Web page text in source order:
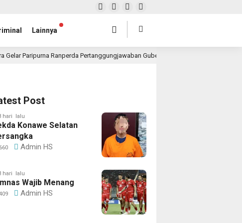
Lainnya
Gelar Paripurna Ranperda Pertanggungjawaban Gubernur 2025, Realisasi APBD
Post
hari lalu
Konawe Selatan
660 Admin HS
hari lalu
Wajib Menang
Admin HS